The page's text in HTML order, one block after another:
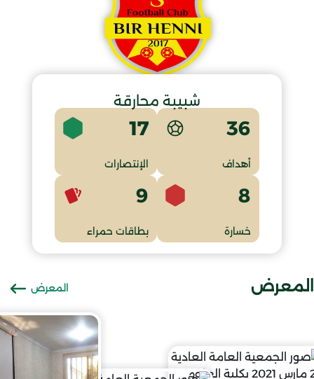
شبيبة محارقة
36
أهداف
17
الإنتصارات
8
خسارة
9
بطاقات حمراء
المعرض المعرض